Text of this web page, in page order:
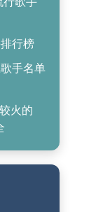
行榜
手名单
火的